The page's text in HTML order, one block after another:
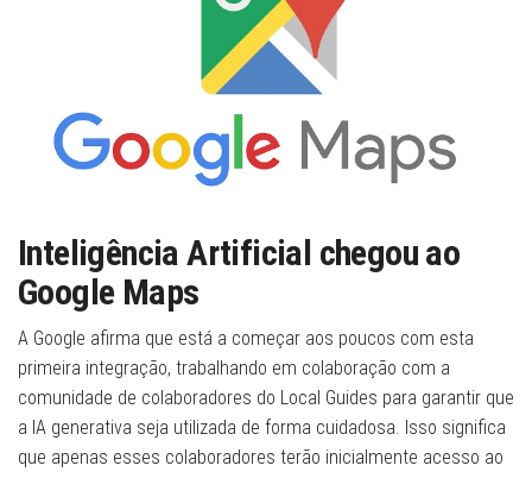
Inteligência Artificial chegou ao
Google Maps
A Google afirma que está a começar aos poucos com esta
primeira integração, trabalhando em colaboração com a
comunidade de colaboradores do Local Guides para garantir que
a IA generativa seja utilizada de forma cuidadosa. Isso significa
que apenas esses colaboradores terão inicialmente acesso ao